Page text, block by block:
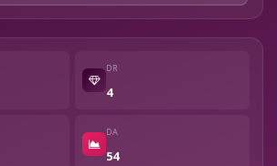
DR
4
DA
54